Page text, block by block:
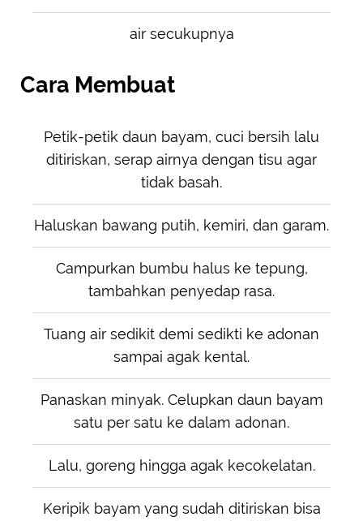
air secukupnya
Cara Membuat
Petik-petik daun bayam, cuci bersih lalu
ditiriskan, serap airnya dengan tisu agar
tidak basah.
Haluskan bawang putih, kemiri, dan garam.
Campurkan bumbu halus ke tepung,
tambahkan penyedap rasa.
Tuang air sedikit demi sedikti ke adonan
sampai agak kental.
Panaskan minyak. Celupkan daun bayam
satu per satu ke dalam adonan.
Lalu, goreng hingga agak kecokelatan.
Keripik bayam yang sudah ditiriskan bisa